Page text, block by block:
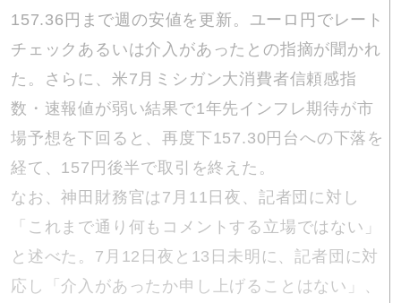
157.36円まで週の安値を更新。ユーロ円でレート
チェックあるいは介入があったとの指摘が聞かれ
た。さらに、米7月ミシガン大消費者信頼感指
数・速報値が弱い結果で1年先インフレ期待が市
場予想を下回ると、再度下157.30円台への下落を
経て、157円後半で取引を終えた。
なお、神田財務官は7月11日夜、記者団に対し
「これまで通り何もコメントする立場ではない」
と述べた。7月12日夜と13日未明に、記者団に対
応し「介入があったか申し上げることはない」、